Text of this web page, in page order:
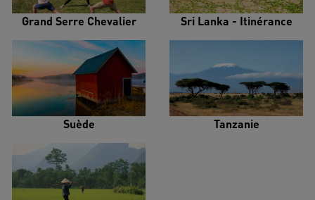
Grand Serre Chevalier Sri Lanka - Itinérance
Suède Tanzanie